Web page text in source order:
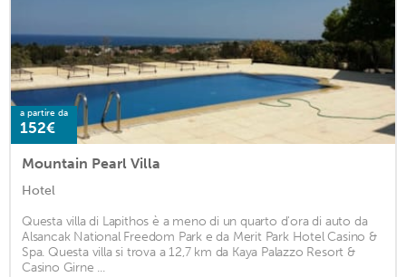
a partire da
152€
Mountain Pearl Villa
Hotel
Questa villa di Lapithos è a meno di un quarto d'ora di auto da
Alsancak National Freedom Park e da Merit Park Hotel Casino &
Spa. Questa villa si trova a 12,7 km da Kaya Palazzo Resort &
Casino Girne ...